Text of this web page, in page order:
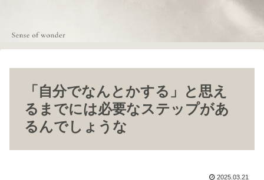
「自分でなんとかする」と思え
るまでには必要なステップがあ
るんでしょうな
2025.03.21